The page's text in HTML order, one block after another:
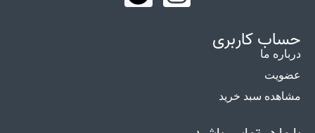
حساب کاربری
درباره ما
عضویت
مشاهده سبد خرید